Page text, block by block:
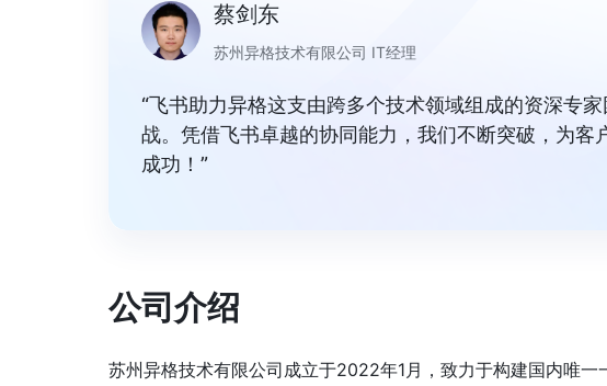
蔡剑东
苏州异格技术有限公司 IT经理
“飞书助力异格这支由跨多个技术领域组成的资深专
战。凭借飞书卓越的协同能力，我们不断突破，为
成功！”
公司介绍
苏州异格技术有限公司成立于2022年1月，致力于构建国内唯